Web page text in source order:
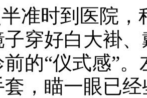
准时到医院
子穿好白大褂
的“仪式感”
，瞄一眼已